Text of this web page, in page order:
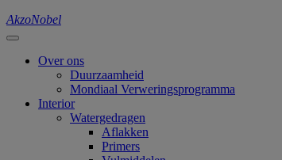
AkzoNobel
Over ons
Duurzaamheid
Mondiaal Verweringsprogramma
Interior
Watergedragen
Aflakken
Primers